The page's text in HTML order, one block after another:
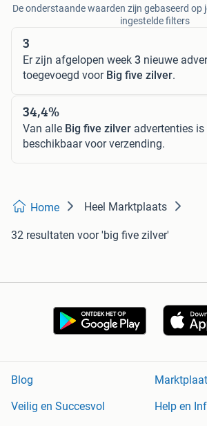
De onderstaande waarden zijn gebaseerd op
ingestelde filters
3
Er zijn afgelopen week 3 nieuwe
toegevoegd voor Big five zilver.
34,4%
Van alle Big five zilver advertenties is
beschikbaar voor verzending.
Home Heel Marktplaats
32 resultaten voor 'big five zilver'
Blog
Veilig en Succesvol
Help en